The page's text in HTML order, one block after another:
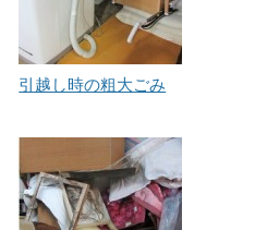
引越し時の粗大ごみ